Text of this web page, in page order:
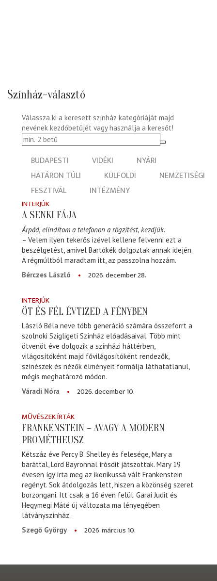
Színház-választó
Válassza ki a keresett színház kategóriáját majd
nevének kezdőbetűjét vagy használja a keresőt!
BUDAPESTI VIDÉKI
NYÁRI
HATÁRON TÚLI
KÜLFÖLDI
NEMZETISÉGI
FESZTIVÁL
INTÉZMÉNY
INTERJÚK
A SENKI FÁJA
Árpád, elindítom a telefonon a rögzítést, kezdjük.
– Velem ilyen tekerős izével kellene felvenni ezt a
beszélgetést, amivel Bartókék dolgoztak annak idején.
A régmúltból maradtam itt, az passzolna hozzám.
Bérczes László
2026. december 28.
INTERJÚK
ÖT ÉS FÉL ÉVTIZED A FÉNYBEN
László Béla neve több generáció számára összeforrt a
szolnoki Szigligeti Színház előadásaival. Több mint
ötvenöt éve dolgozik a színházi háttérben,
világosítóként majd fővilágosítóként rendezők,
színészek és nézők élményeit formálja láthatatlanul,
mégis meghatározó módon.
Váradi Nóra
2026. december 10.
MŰVÉSZEK ÍRTÁK
FRANKENSTEIN – AVAGY A MODERN
PROMÉTHEUSZ
Kétszáz éve Percy B. Shelley és felesége, Mary a
baráttal, Lord Bayronnal írósdit játszottak. Mary 19
évesen így írta meg az ikonikussá vált Frankenstein
regényt. Sok átdolgozás lett, hiszen a közönség szeret
borzongani. Itt csak a 16 éven felül. Garai Judit és
Hegymegi Máté új változata ma lényegében
látványszínház.
Szegő György
2026. március 10.